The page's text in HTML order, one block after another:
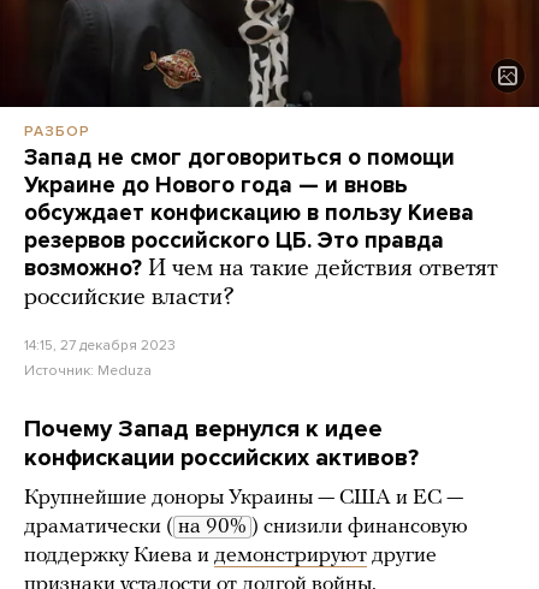
РАЗБОР
Запад не смог договориться о помощи
Украине до Нового года — и вновь
обсуждает конфискацию в пользу Киева
резервов российского ЦБ. Это правда
возможно? И чем на такие действия ответят
российские власти?
14:15, 27 декабря 2023
Источник: Meduza
Почему Запад вернулся к идее
конфискации российских активов?
Крупнейшие доноры Украины — США и ЕС —
драматически ( на 90% ) снизили финансовую
поддержку Киева и демонстрируют другие